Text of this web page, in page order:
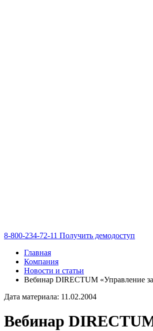
8-800-234-72-11 Получить демодоступ
Главная
Компания
Новости и статьи
Вебинар DIRECTUM «Управление
Дата материала: 11.02.2004
Вебинар